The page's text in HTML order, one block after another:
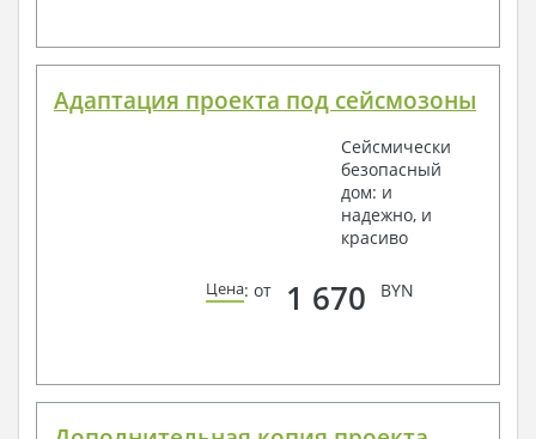
Адаптация проекта под сейсмозоны
Сейсмически
безопасный
дом: и
надежно, и
красиво
Цена: от 1 670 BYN